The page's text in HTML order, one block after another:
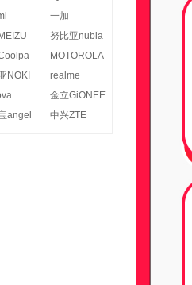
一加
努比亚nubia
MOTOROLA
NOKI
realme
金立GiONEE
angel
中兴ZTE